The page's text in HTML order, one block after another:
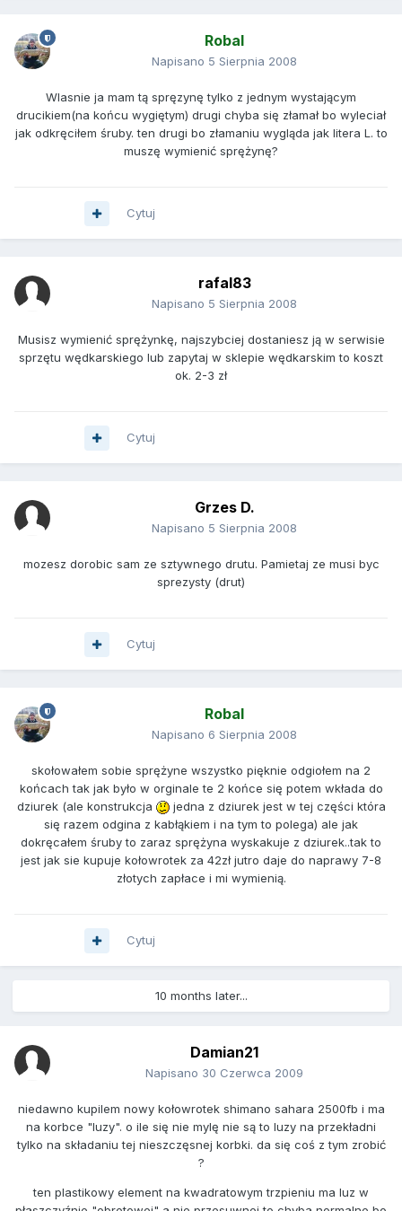
Robal
Napisano 5 Sierpnia 2008
Wlasnie ja mam tą spręzynę tylko z jednym wystającym
drucikiem(na końcu wygiętym) drugi chyba się złamał bo wyleciał
jak odkręciłem śruby. ten drugi bo złamaniu wygląda jak litera L. to
muszę wymienić sprężynę?
Cytuj
rafal83
Napisano 5 Sierpnia 2008
Musisz wymienić sprężynkę, najszybciej dostaniesz ją w serwisie
sprzętu wędkarskiego lub zapytaj w sklepie wędkarskim to koszt
ok. 2-3 zł
Cytuj
Grzes D.
Napisano 5 Sierpnia 2008
mozesz dorobic sam ze sztywnego drutu. Pamietaj ze musi byc
sprezysty (drut)
Cytuj
Robal
Napisano 6 Sierpnia 2008
skołowałem sobie sprężyne wszystko pięknie odgiołem na 2
końcach tak jak było w orginale te 2 końce się potem wkłada do
dziurek (ale konstrukcja
jedna z dziurek jest w tej części która
się razem odgina z kabłąkiem i na tym to polega) ale jak
dokręcałem śruby to zaraz sprężyna wyskakuje z dziurek..tak to
jest jak sie kupuje kołowrotek za 42zł jutro daje do naprawy 7-8
złotych zapłace i mi wymienią.
Cytuj
10 months later...
Damian21
Napisano 30 Czerwca 2009
niedawno kupilem nowy kołowrotek shimano sahara 2500fb i ma
na korbce "luzy". o ile się nie mylę nie są to luzy na przekładni
tylko na składaniu tej nieszczęsnej korbki. da się coś z tym zrobić
?
ten plastikowy element na kwadratowym trzpieniu ma luz w